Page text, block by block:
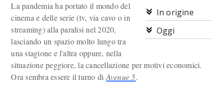
In origine
Oggi
La pandemia ha portato il mondo del
cinema e delle serie (tv, via cavo o in
streaming) alla paralisi nel 2020,
lasciando un spazio molto lungo tra
una stagione e l'altra oppure, nella
situazione peggiore, la cancellazione per motivi economici.
Ora sembra essere il turno di Avenue 5.